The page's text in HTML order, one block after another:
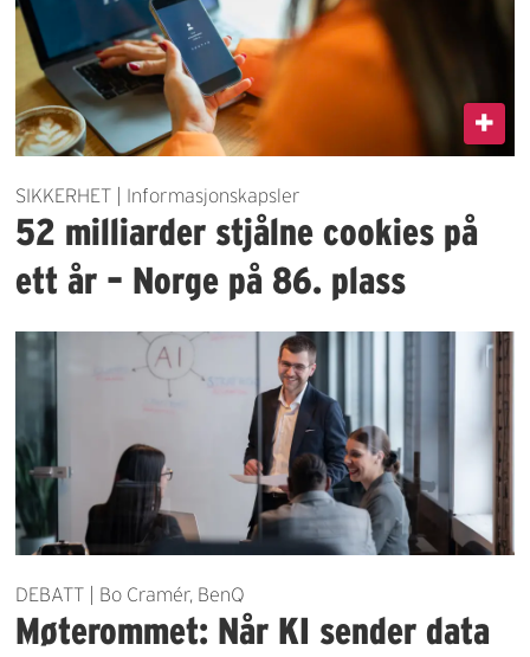
SIKKERHET | Informasjonskapsler
52 milliarder stjålne cookies på
ett år – Norge på 86. plass
DEBATT | Bo Cramér, BenQ
Møterommet: Når KI sender data